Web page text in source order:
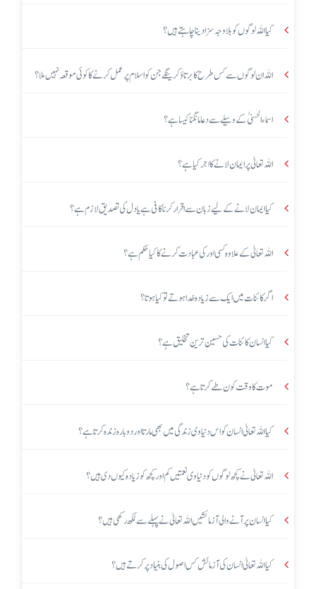
کیا اللہ لوگوں کو بلا وجہ سزا دینا چاہتے ہیں؟
اللہ ان لوگوں سے کس طرح کا برتاؤ کرینگے جن کو اسلام پر عمل کرنے کا کوئی موقعہ نہیں ملا؟
اسماء الحسنیٰ کے وسیلے سے دعا مانگنا کیسا ہے؟
اللہ تعالیٰ پر ایمان لانے کا اجر کیا ہے؟
کیا ایمان لانے کے لیے زبان سے اقرار کرنا کافی ہے یا دل کی تصدیق لازم ہے؟
اللہ تعالیٰ کے علاوہ کسی اور کی عبادت کرنے کا کیا حکم ہے؟
اگر کائنات میں ایک سے زیادہ خدا ہوتے تو کیا ہوتا؟
کیا انسان کائنات کی حسین ترین تخلیق ہے؟
موت کا وقت کون طے کرتا ہے؟
کیا اللہ تعالیٰ انسان کو اس دنیاوی زندگی میں بھی مارتا اور دوبارہ زندہ کرتا ہے؟
اللہ تعالیٰ نے کچھ لوگوں کو دنیاوی نعمتیں کم اور کچھ کو زیادہ کیوں دی ہیں؟
کیا انسان پر آنے والی آزمائشیں اللہ تعالیٰ نے پہلے سے لکھ رکھی ہیں؟
کیا اللہ تعالیٰ انسان کی آزمائش کس اصول کی بنیاد پر کرتے ہیں؟